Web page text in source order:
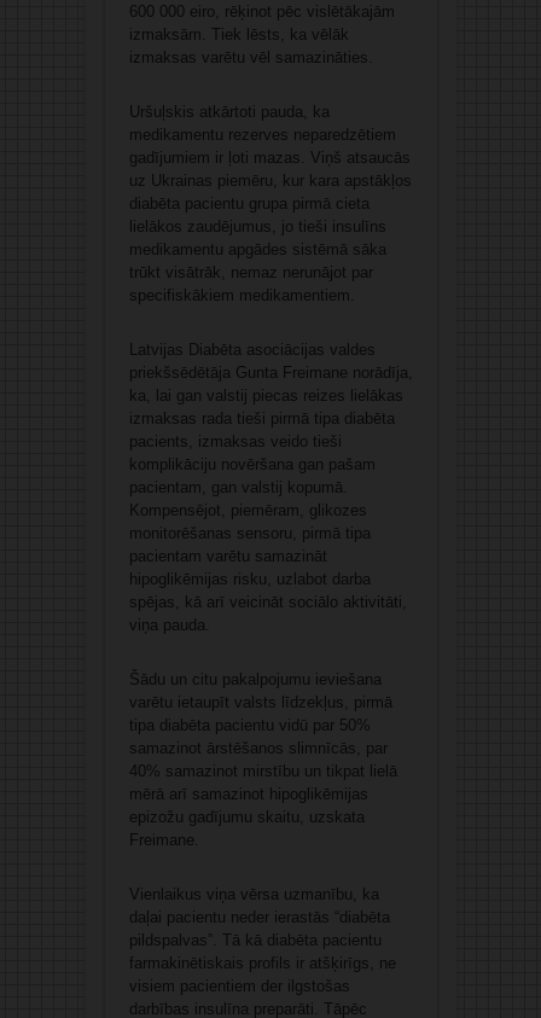
600 000 eiro, rēķinot pēc vislētākajām
izmaksām. Tiek lēsts, ka vēlāk
izmaksas varētu vēl samazināties.
Uršuļskis atkārtoti pauda, ka
medikamentu rezerves neparedzētiem
gadījumiem ir ļoti mazas. Viņš atsaucās
uz Ukrainas piemēru, kur kara apstākļos
diabēta pacientu grupa pirmā cieta
lielākos zaudējumus, jo tieši insulīns
medikamentu apgādes sistēmā sāka
trūkt visātrāk, nemaz nerunājot par
specifiskākiem medikamentiem.
Latvijas Diabēta asociācijas valdes
priekšsēdētāja Gunta Freimane norādīja,
ka, lai gan valstij piecas reizes lielākas
izmaksas rada tieši pirmā tipa diabēta
pacients, izmaksas veido tieši
komplikāciju novēršana gan pašam
pacientam, gan valstij kopumā.
Kompensējot, piemēram, glikozes
monitorēšanas sensoru, pirmā tipa
pacientam varētu samazināt
hipoglikēmijas risku, uzlabot darba
spējas, kā arī veicināt sociālo aktivitāti,
viņa pauda.
Šādu un citu pakalpojumu ieviešana
varētu ietaupīt valsts līdzekļus, pirmā
tipa diabēta pacientu vidū par 50%
samazinot ārstēšanos slimnīcās, par
40% samazinot mirstību un tikpat lielā
mērā arī samazinot hipoglikēmijas
epizožu gadījumu skaitu, uzskata
Freimane.
Vienlaikus viņa vērsa uzmanību, ka
daļai pacientu neder ierastās “diabēta
pildspalvas”. Tā kā diabēta pacientu
farmakinētiskais profils ir atšķirīgs, ne
visiem pacientiem der ilgstošas
darbības insulīna preparāti. Tāpēc